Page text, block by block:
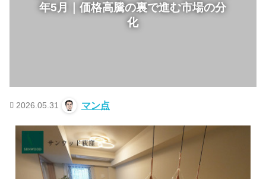
年5月｜価格高騰の裏で進む市場の分
化
2026.05.31 マン点